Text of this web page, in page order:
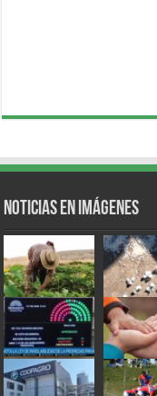
Noticias en Imágenes